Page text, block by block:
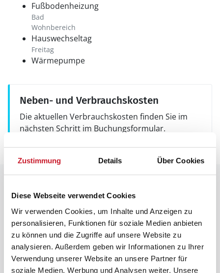
Zustimmung Details Über Cookies
Diese Webseite verwendet Cookies
Wir verwenden Cookies, um Inhalte und Anzeigen zu
personalisieren, Funktionen für soziale Medien anbieten
zu können und die Zugriffe auf unsere Website zu
analysieren. Außerdem geben wir Informationen zu Ihrer
Verwendung unserer Website an unsere Partner für
soziale Medien, Werbung und Analysen weiter. Unsere
Fußbodenheizung
Bad
Wohnbereich
Hauswechseltag
Freitag
Wärmepumpe
Neben- und Verbrauchskosten
Die aktuellen Verbrauchskosten finden Sie im
nächsten Schritt im Buchungsformular.